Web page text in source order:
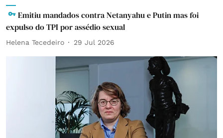
Emitiu mandados contra Netanyahu e Putin mas foi
expulso do TPI por assédio sexual
Helena Tecedeiro 29 Jul 2026